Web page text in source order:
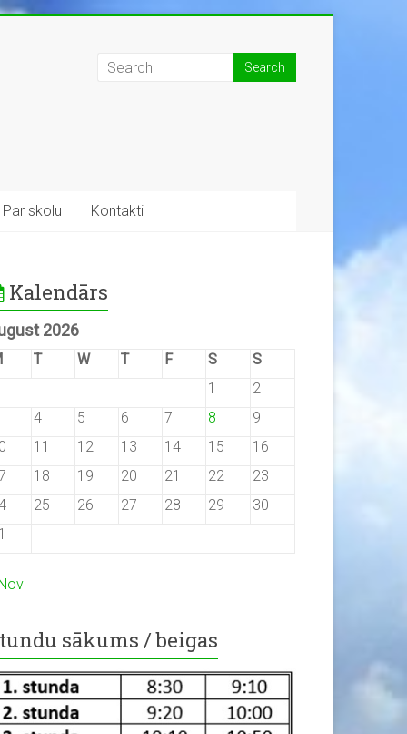
Par skolu Kontakti
Kalendārs
2026
T W T F S
S
1
2
4 5 6 7 8
9
11 12 13 14 15
16
18 19 20 21 22
23
25 26 27 28 29
30
sākums / beigas